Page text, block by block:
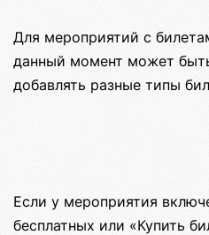
Для мероприятий с
данный момент может
добавлять разные типы
Если у мероприятия
бесплатных или «Купить